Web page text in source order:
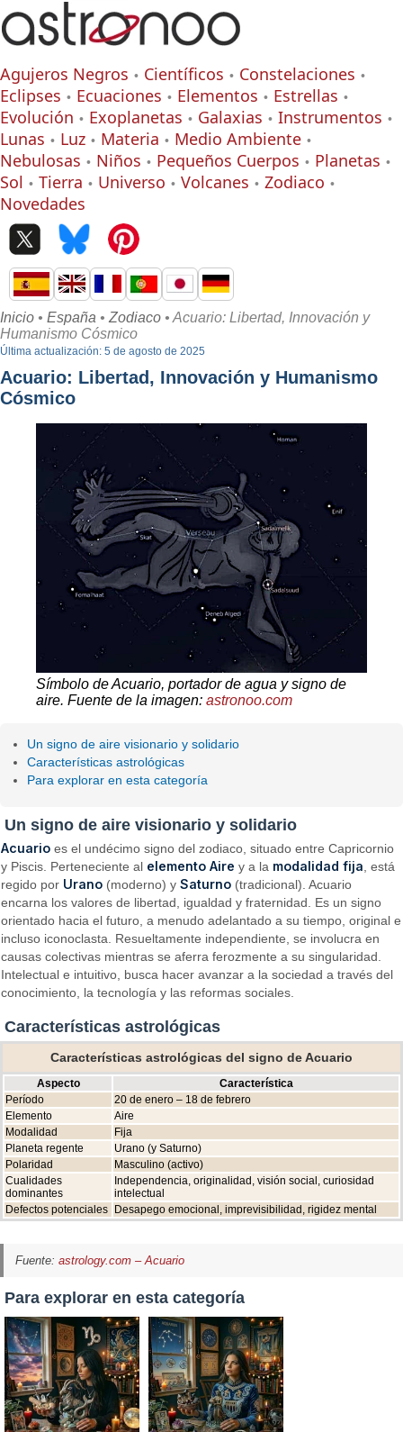
Agujeros Negros Científicos
Constelaciones
Eclipses
Ecuaciones Elementos
Estrellas
Evolución
Exoplanetas Galaxias
Instrumentos
Lunas
Luz Materia
Medio Ambiente
Nebulosas
Niños Pequeños Cuerpos
Planetas
Sol
Tierra Universo Volcanes
Zodiaco
Novedades
Inicio • España • Zodiaco • Acuario: Libertad, Innovación y
Humanismo Cósmico
Última actualización: 5 de agosto de 2025
Acuario: Libertad, Innovación y Humanismo
Cósmico
Símbolo de Acuario, portador de agua y signo de
aire. Fuente de la imagen: astronoo.com
Un signo de aire visionario y solidario
Características astrológicas
Para explorar en esta categoría
Un signo de aire visionario y solidario
Acuario es el undécimo signo del zodiaco, situado entre Capricornio
y Piscis. Perteneciente al elemento Aire y a la modalidad fija, está
regido por Urano (moderno) ySaturno (tradicional). Acuario
encarna los valores de libertad, igualdad y fraternidad. Es un signo
orientado hacia el futuro, a menudo adelantado a su tiempo, original e
incluso iconoclasta. Resueltamente independiente, se involucra en
causas colectivas mientras se aferra ferozmente a su singularidad.
Intelectual e intuitivo, busca hacer avanzar a la sociedad a través del
conocimiento, la tecnología y las reformas sociales.
Características astrológicas
Características astrológicas del signo de Acuario
Aspecto
Característica
Período
20 de enero – 18 de febrero
Elemento
Aire
Modalidad
Fija
Planeta regente
Urano (y Saturno)
Polaridad
Masculino (activo)
Cualidades
dominantes
Independencia, originalidad, visión social, curiosidad
intelectual
Defectos potenciales Desapego emocional, imprevisibilidad, rigidez mental
Fuente: astrology.com – Acuario
Para explorar en esta categoría